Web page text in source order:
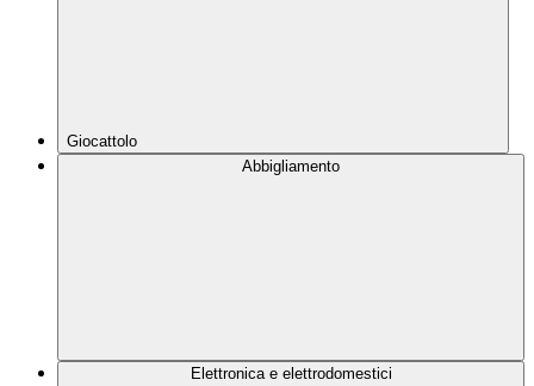
Giocattolo
Abbigliamento
Elettronica e elettrodomestici